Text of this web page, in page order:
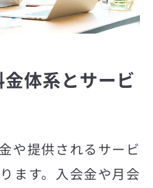
体系とサービ
や提供されるサービ
ます。入会金や月会